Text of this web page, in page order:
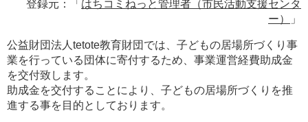
登録元：「 はちコミねっと管理者（市民活動支援センタ
ー）
」
公益財団法人tetote教育財団では、子どもの居場所づくり事
業を行っている団体に寄付するため、事業運営経費助成金
を交付致します。
助成金を交付することにより、子どもの居場所づくりを推
進する事を目的としております。